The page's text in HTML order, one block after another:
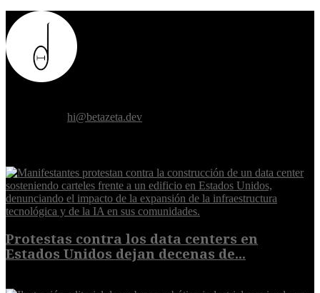
hi@betazeta.dev
Protestas contra los data centers en
Estados Unidos dejan decenas de...